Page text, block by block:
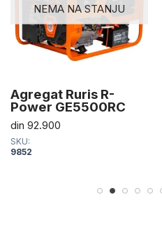
NEMA NA STANJU
Agregat Ruris R-
Power GE5500RC
din 92.900
SKU:
9852